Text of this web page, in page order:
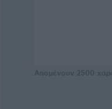
Απομένουν 2500